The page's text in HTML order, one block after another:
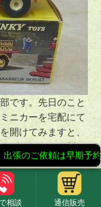
相談 通信販売
です。先日のこと
ニカーを宅配にて
開けてみますと、
ダイキャスト製。
ーのミニカー達で
製のビール運搬車